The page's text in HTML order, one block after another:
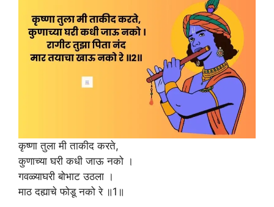
कृष्णा तुला मी ताकीद करते,
कुणाच्या घरी कधी जाऊ नको ।
गवळ्याघरी बोभाट उठला ।
माठ दह्याचे फोडू नको रे ॥1॥